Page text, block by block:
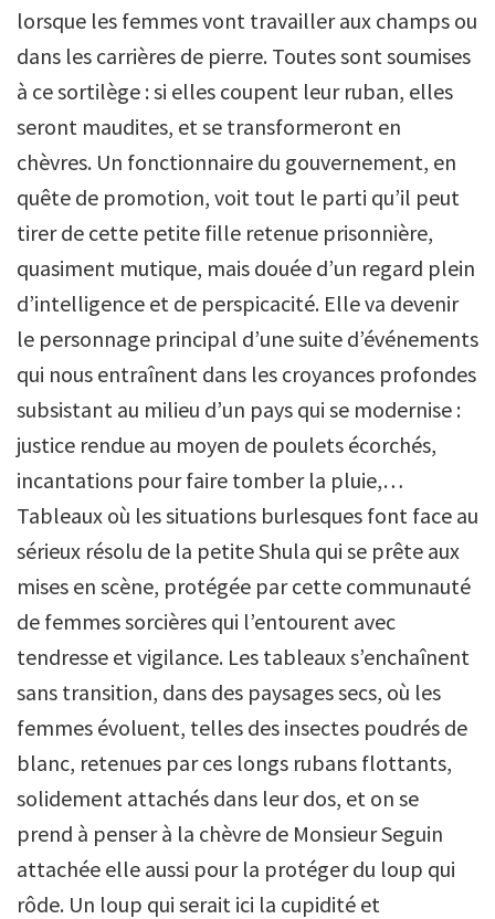
lorsque les femmes vont travailler aux champs ou
dans les carrières de pierre. Toutes sont soumises
à ce sortilège : si elles coupent leur ruban, elles
seront maudites, et se transformeront en
chèvres. Un fonctionnaire du gouvernement, en
quête de promotion, voit tout le parti qu’il peut
tirer de cette petite fille retenue prisonnière,
quasiment mutique, mais douée d’un regard plein
d’intelligence et de perspicacité. Elle va devenir
le personnage principal d’une suite d’événements
qui nous entraînent dans les croyances profondes
subsistant au milieu d’un pays qui se modernise :
justice rendue au moyen de poulets écorchés,
incantations pour faire tomber la pluie,…
Tableaux où les situations burlesques font face au
sérieux résolu de la petite Shula qui se prête aux
mises en scène, protégée par cette communauté
de femmes sorcières qui l’entourent avec
tendresse et vigilance. Les tableaux s’enchaînent
sans transition, dans des paysages secs, où les
femmes évoluent, telles des insectes poudrés de
blanc, retenues par ces longs rubans flottants,
solidement attachés dans leur dos, et on se
prend à penser à la chèvre de Monsieur Seguin
attachée elle aussi pour la protéger du loup qui
rôde. Un loup qui serait ici la cupidité et